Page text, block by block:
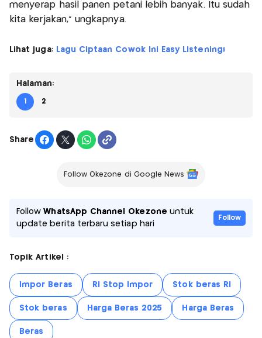
menyerap hasil panen petani lebih banyak. Itu sudah
kita kerjakan," ungkapnya.
Lihat juga: Lagu Ciptaan Cowok Ini Easy Listening!
Halaman:
1 2
Share
Follow Okezone di Google News
FollowWhatsApp Channel Okezone untuk
update berita terbaru setiap hari
Follow
Topik Artikel :
Impor Beras RI Stop Impor Stok beras RI
Stok beras Harga Beras 2025 Harga Beras
Beras